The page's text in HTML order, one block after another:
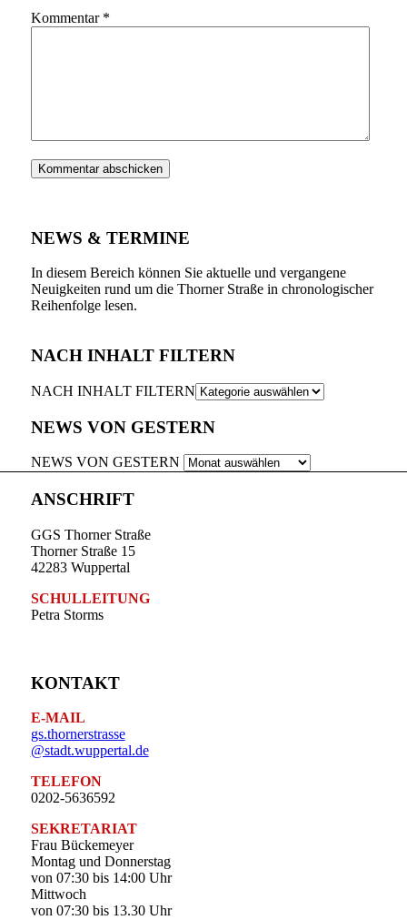
Kommentar *
NEWS & TERMINE
In diesem Bereich können Sie aktuelle und vergangene
Neuigkeiten rund um die Thorner Straße in chronologischer
Reihenfolge lesen.
NACH INHALT FILTERN
NACH INHALT FILTERN
NEWS VON GESTERN
NEWS VON GESTERN
ANSCHRIFT
GGS Thorner Straße
Thorner Straße 15
42283 Wuppertal
SCHULLEITUNG
Petra Storms
KONTAKT
E-MAIL
gs.thornerstrasse
@stadt.wuppertal.de
TELEFON
0202-5636592
SEKRETARIAT
Frau Bückemeyer
Montag und Donnerstag
von 07:30 bis 14:00 Uhr
Mittwoch
von 07:30 bis 13.30 Uhr